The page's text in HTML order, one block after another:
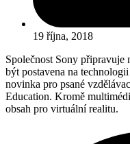
19 října, 2018
Společnost Sony
být postavena na
novinka pro psané
Education. Kromě
obsah pro virtuální realitu.